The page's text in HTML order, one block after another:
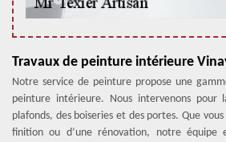
Travaux de peinture intérieure
Notre service de peinture propose une
peinture intérieure. Nous intervenons pour
plafonds, des boiseries et des portes. Que
finition ou d’une rénovation, notre équipe